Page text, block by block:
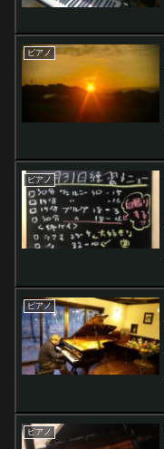
ピアノ
ピアノ
ピアノ
ピアノ